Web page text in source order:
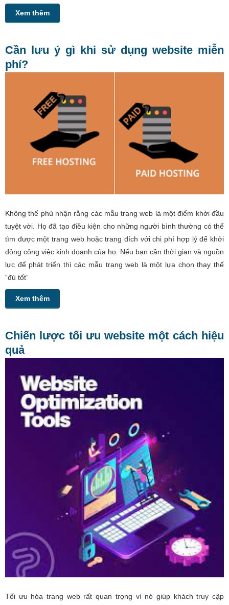
Xem thêm
Cần lưu ý gì khi sử dụng website miễn
phí?
Không thể phủ nhận rằng các mẫu trang web là một điểm khởi đầu
tuyệt vời. Họ đã tạo điều kiện cho những người bình thường có thể
tìm được một trang web hoặc trang đích với chi phí hợp lý để khởi
động công việc kinh doanh của họ. Nếu bạn cần thời gian và nguồn
lực để phát triển thì các mẫu trang web là một lựa chọn thay thế
“đủ tốt”
Xem thêm
Chiến lược tối ưu website một cách hiệu
quả
Tối ưu hóa trang web rất quan trọng vì nó giúp khách truy cập